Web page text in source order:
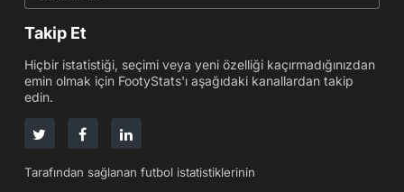
Takip Et
Hiçbir istatistiği, seçimi veya yeni özelliği kaçırmadığınızdan
emin olmak için FootyStats'ı aşağıdaki kanallardan takip
edin.
Tarafından sağlanan futbol istatistiklerinin